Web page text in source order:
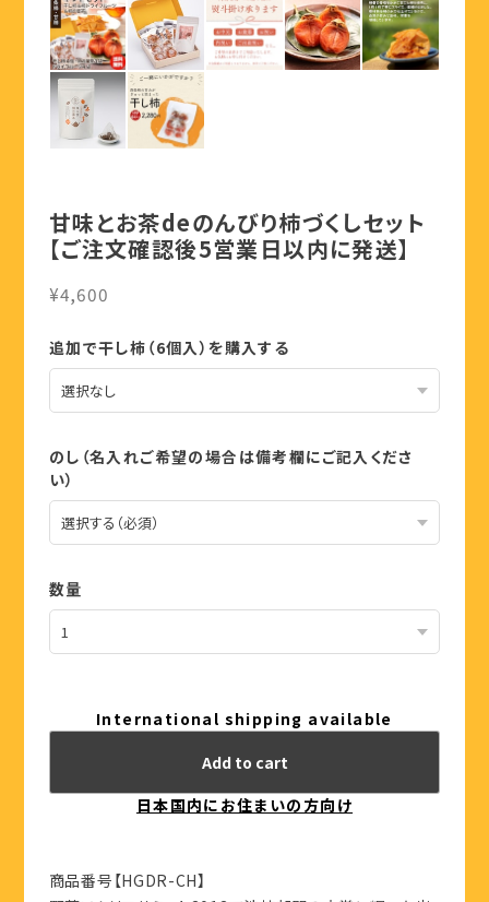
甘味とお茶deのんびり柿づくしセット
【ご注文確認後5営業日以内に発送】
¥4,600
追加で干し柿（6個入）を購入する
のし（名入れご希望の場合は備考欄にご記入くださ
い）
数量
International shipping available
Add to cart
日本国内にお住まいの方向け
商品番号【HGDR-CH】